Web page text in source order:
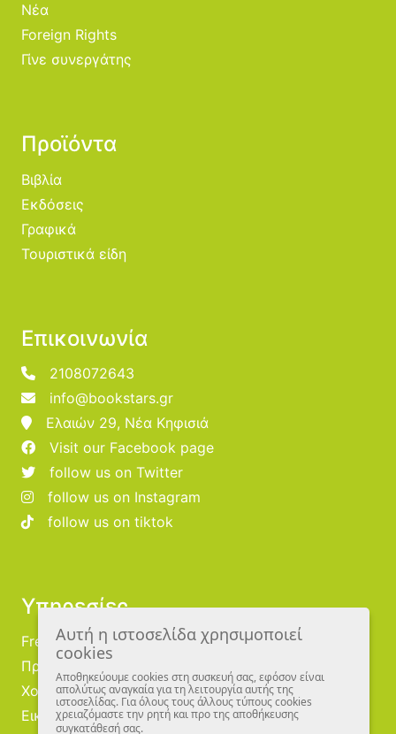
Νέα
Foreign Rights
Γίνε συνεργάτης
Προϊόντα
Βιβλία
Εκδόσεις
Γραφικά
Τουριστικά είδη
Επικοινωνία
2108072643
info@bookstars.gr
Ελαιών 29, Νέα Κηφισιά
Visit our Facebook page
follow us on Twitter
follow us on Instagram
follow us on tiktok
Υπηρεσίες
Free Publishing
Προμηθευτές
Χονδρική
Εικονογράφοι
Αυτή η ιστοσελίδα χρησιμοποιεί
cookies
Αποθηκεύουμε cookies στη συσκευή σας, εφόσον είναι
απολύτως αναγκαία για τη λειτουργία αυτής της
ιστοσελίδας. Για όλους τους άλλους τύπους cookies
χρειαζόμαστε την ρητή και προ της αποθήκευσης
συγκατάθεσή σας.